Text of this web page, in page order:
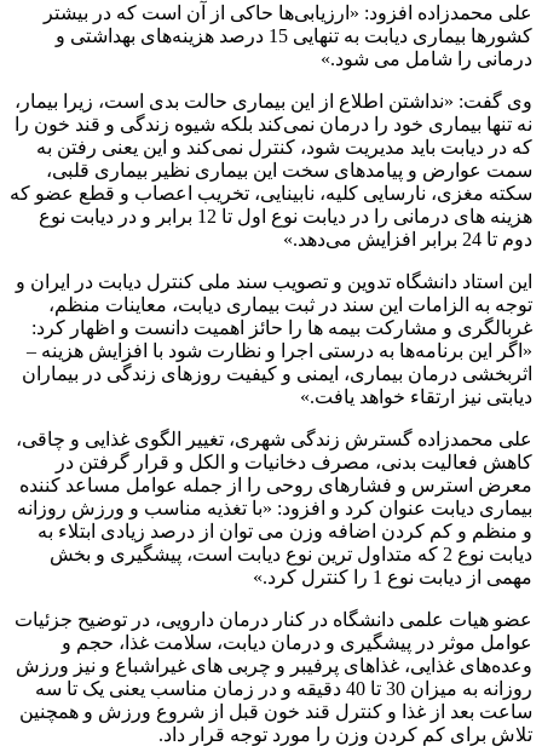
علی محمدزاده افزود: «ارزیابی‌ها حاکی از آن است که در بیشتر
کشورها بیماری دیابت به تنهایی 15 درصد هزینه‌های بهداشتی و
درمانی را شامل می شود.»
وی گفت: «نداشتن اطلاع از این بیماری حالت بدی است، زیرا بیمار،
نه تنها بیماری خود را درمان نمی‌کند بلکه شیوه زندگی و قند خون را
که در دیابت باید مدیریت شود، کنترل نمی‌کند و این یعنی رفتن به
سمت عوارض و پیامدهای سخت این بیماری نظیر بیماری قلبی،
سکته مغزی، نارسایی کلیه، نابینایی، تخریب اعصاب و قطع عضو که
هزینه های درمانی را در دیابت نوع اول تا 12 برابر و در دیابت نوع
دوم تا 24 برابر افزایش می‌دهد.»
این استاد دانشگاه تدوین و تصویب سند ملی کنترل دیابت در ایران و
توجه به الزامات این سند در ثبت بیماری دیابت، معاینات منظم،
غربالگری و مشارکت بیمه ها را حائز اهمیت دانست و اظهار کرد:
«اگر این برنامه‌ها به درستی اجرا و نظارت شود با افزایش هزینه –
اثربخشی درمان بیماری، ایمنی و کیفیت روزهای زندگی در بیماران
دیابتی نیز ارتقاء خواهد یافت.»
علی محمدزاده گسترش زندگی شهری، تغییر الگوی غذایی و چاقی،
کاهش فعالیت بدنی، مصرف دخانیات و الکل و قرار گرفتن در
معرض استرس و فشارهای روحی را از جمله عوامل مساعد کننده
بیماری دیابت عنوان کرد و افزود: «با تغذیه مناسب و ورزش روزانه
و منظم و کم کردن اضافه وزن می توان از درصد زیادی ابتلاء به
دیابت نوع 2 که متداول ترین نوع دیابت است، پیشگیری و بخش
مهمی از دیابت نوع 1 را کنترل کرد.»
عضو هیات علمی دانشگاه در کنار درمان دارویی، در توضیح جزئیات
عوامل موثر در پیشگیری و درمان دیابت، سلامت غذا، حجم و
وعده‌های غذایی، غذاهای پرفیبر و چربی های غیراشباع و نیز ورزش
روزانه به میزان 30 تا 40 دقیقه و در زمان مناسب یعنی یک تا سه
ساعت بعد از غذا و کنترل قند خون قبل از شروع ورزش و همچنین
تلاش برای کم کردن وزن را مورد توجه قرار داد.